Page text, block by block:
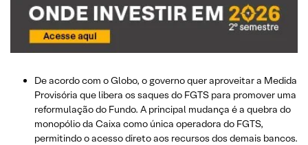
De acordo com o Globo, o governo quer aproveitar a Medida
Provisória que libera os saques do FGTS para promover uma
reformulação do Fundo. A principal mudança é a quebra do
monopólio da Caixa como única operadora do FGTS,
permitindo o acesso direto aos recursos dos demais bancos.